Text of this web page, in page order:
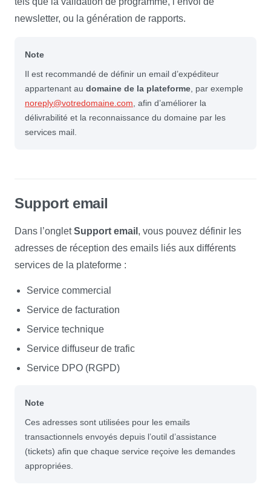
newsletter, ou la génération de rapports.
Note
Il est recommandé de définir un email d’expéditeur
appartenant au domaine de la plateforme , par exemple
noreply@votredomaine.com , afin d’améliorer la
délivrabilité et la reconnaissance du domaine par les
services mail.
Support email
Dans l’ongletSupport email , vous pouvez définir les
adresses de réception des emails liés aux différents
services de la plateforme :
Service commercial
Service de facturation
Service technique
Service diffuseur de trafic
Service DPO (RGPD)
Note
Ces adresses sont utilisées pour les emails
transactionnels envoyés depuis l’outil d’assistance
(tickets) afin que chaque service reçoive les demandes
appropriées.